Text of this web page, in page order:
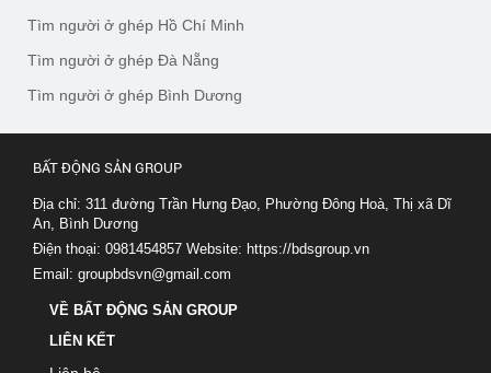
Tìm người ở ghép Hồ Chí Minh
Tìm người ở ghép Đà Nẵng
Tìm người ở ghép Bình Dương
BẤT ĐỘNG SẢN GROUP
Địa chỉ: 311 đường Trần Hưng Đạo, Phường Đông Hoà, Thị xã Dĩ
An, Bình Dương
Điện thoại: 0981454857 Website: https://bdsgroup.vn
Email: groupbdsvn@gmail.com
VỀ BẤT ĐỘNG SẢN GROUP
LIÊN KẾT